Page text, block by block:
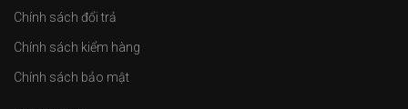
Chính sách đổi trả
Chính sách kiểm hàng
Chính sách bảo mật